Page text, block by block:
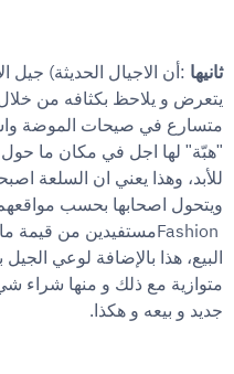
ثانيها : أن الاجيال الحديثة( جيل
يتعرض و يلاحظ بكثافه من خلال
متسارع في صيحات الموضة
"هبّة" لها اجل في مكان ما حول
للأبد، وهذا يعني ان السلعة
ويتحول اصحابها بحسب مواقعهم
Fashionمستفيدين من قيمة
البيع، هذا بالإضافة لوعي الجيل
متوازية مع ذلك و منها
جديد و بيعه و هكذا .